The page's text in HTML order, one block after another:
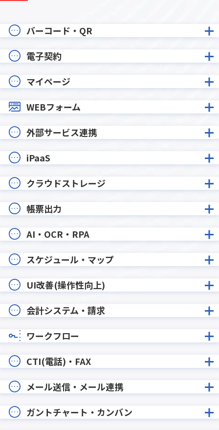
バーコード・QR
電子契約
マイページ
WEBフォーム
外部サービス連携
iPaaS
クラウドストレージ
帳票出力
AI・OCR・RPA
スケジュール・マップ
UI改善(操作性向上)
会計システム・請求
ワークフロー
CTI(電話)・FAX
メール送信・メール連携
ガントチャート・カンバン